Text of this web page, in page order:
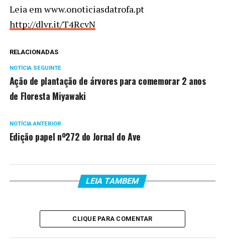
Leia em www.onoticiasdatrofa.pt
http://dlvr.it/T4RcvN
RELACIONADAS
NOTÍCIA SEGUINTE
Ação de plantação de árvores para comemorar 2 anos
de Floresta Miyawaki
NOTÍCIA ANTERIOR
Edição papel nº272 do Jornal do Ave
LEIA TAMBEM
CLIQUE PARA COMENTAR